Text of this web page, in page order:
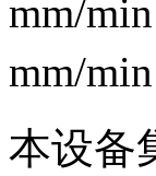
mm/
mm/
本设备